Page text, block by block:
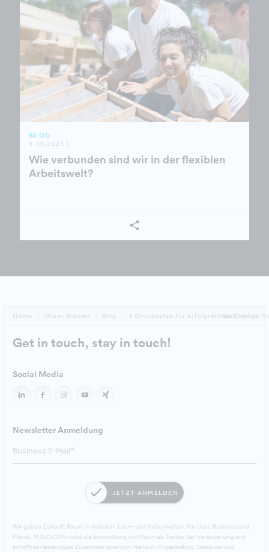
BLOG
9.10.2023 |
Wie verbunden sind wir in der flexiblen
Arbeitswelt?
Home Unser Wissen Blog 4 Grundsätze für erfolgreiches Change
Back to top
Get in touch, stay in touch!
Social Media
Newsletter Anmeldung
JETZT ANMELDEN
Wir geben Zukunft Raum. In Arbeits-, Lern- und Kulturwelten. Für User, Business und
Planet. M.O.O.CON nutzt die Entwicklung von Raum als Treiber der Veränderung und
schafft ein lebendiges Zusammenspiel von Mensch, Organisation, Gebäude und